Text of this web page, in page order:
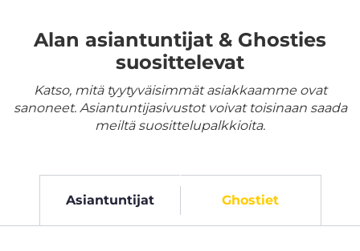
Alan asiantuntijat & Ghosties
suosittelevat
Katso, mitä tyytyväisimmät asiakkaamme ovat
sanoneet. Asiantuntijasivustot voivat toisinaan saada
meiltä suosittelupalkkioita.
Asiantuntijat Ghostiet